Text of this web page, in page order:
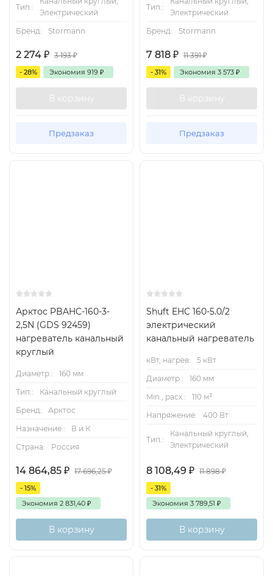
Тип.:
Электрический
Бренд:
Stormann
2 274 ₽ 3 193₽
- 28% Экономия 919 ₽
В корзину
Предзаказ
Тип.:
Электрический
Бренд:
Stormann
7 818 ₽ 11 391₽
- 31% Экономия 3 573 ₽
В корзину
Предзаказ
Арктос PBAHC-160-3-
2,5N (GDS 92459)
нагреватель канальный
круглый
Диаметр.:
160 мм
Тип.:
Канальный круглый
Бренд:
Арктос
Назначение.:
В и К
Страна:
Россия
14 864,85 ₽ 17 696,25₽
- 15%
Экономия 2 831,40 ₽
В корзину
Shuft EHC 160-5.0/2
электрический
канальный нагреватель
кВт, нагрев:
5 кВт
Диаметр.:
160 мм
Min., расх.:
110 м³
Напряжение:
400 Вт
Тип.:
Канальный круглый,
Электрический
8 108,49 ₽ 11 898₽
- 31%
Экономия 3 789,51 ₽
В корзину